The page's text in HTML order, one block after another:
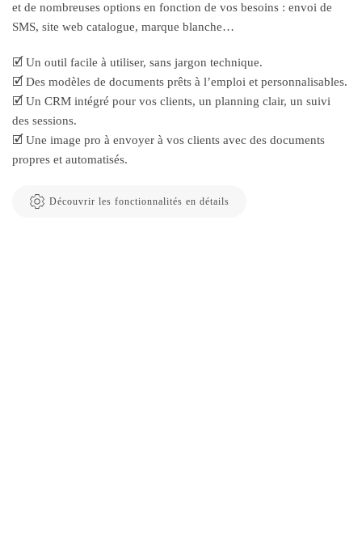
et de nombreuses options en fonction de vos besoins : envoi de
SMS, site web catalogue, marque blanche…
🗹 Un outil facile à utiliser, sans jargon technique.
🗹 Des modèles de documents prêts à l’emploi et personnalisables.
🗹 Un CRM intégré pour vos clients, un planning clair, un suivi
des sessions.
🗹 Une image pro à envoyer à vos clients avec des documents
propres et automatisés.
Découvrir les fonctionnalités en détails